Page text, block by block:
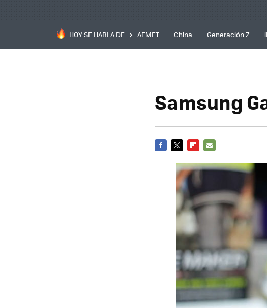
HOY SE HABLA DE AEMET China Generación Z
Samsung
MAIL